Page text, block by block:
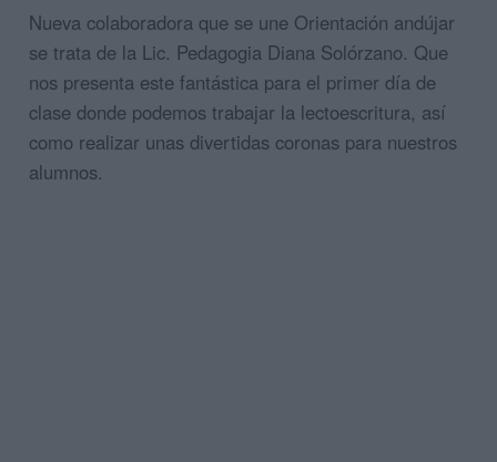
Nueva colaboradora que se une Orientación andújar
se trata de la Lic. Pedagogia Diana Solórzano. Que
nos presenta este fantástica para el primer día de
clase donde podemos trabajar la lectoescritura, así
como realizar unas divertidas coronas para nuestros
alumnos.